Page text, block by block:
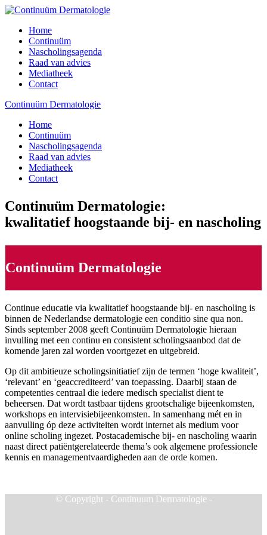
Home
Continuüm
Nascholingsagenda
Raad van advies
Mediatheek
Contact
Continuüm Dermatologie
Home
Continuüm
Nascholingsagenda
Raad van advies
Mediatheek
Contact
Continuüm Dermatologie:
kwalitatief hoogstaande bij- en nascholing
Continuüm Dermatologie
Continue educatie via kwalitatief hoogstaande bij- en nascholing is
binnen de Nederlandse dermatologie een conditio sine qua non.
Sinds september 2008 geeft Continuüm Dermatologie hieraan
invulling met een continu en consistent scholingsaanbod dat de
komende jaren zal worden voortgezet en uitgebreid.
Op dit ambitieuze scholingsinitiatief zijn de termen ‘hoge kwaliteit’,
‘relevant’ en ‘geaccrediteerd’ van toepassing. Daarbij staan de
competenties centraal die iedere medisch specialist dient te
beheersen. Dat wordt tastbaar tijdens grootschalige bijeenkomsten,
workshops en intervisiebijeenkomsten. In samenhang mét en in
aanvulling óp deze activiteiten wordt internet als medium voor
online scholing ingezet. Postacademische bij- en nascholing waarin
naast direct patiëntgerelateerde thema’s ook algemene professionele
kennis en managementvaardigheden aan de orde komen.
© Copyright - Continuum Dermatologie -